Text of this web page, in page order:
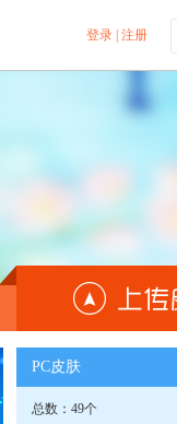
登录| 注册
PC皮肤
总数：49个